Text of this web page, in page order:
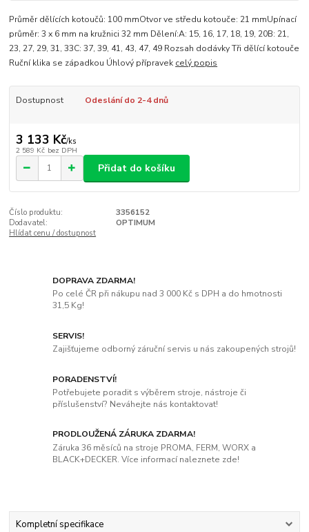
Průměr dělících kotoučů: 100 mmOtvor ve středu kotouče: 21 mmUpínací
průměr: 3 x 6 mm na kružnici 32 mm Dělení:A: 15, 16, 17, 18, 19, 20B: 21,
23, 27, 29, 31, 33C: 37, 39, 41, 43, 47, 49 Rozsah dodávky Tři dělící kotouče
Ruční klika se západkou Úhlový přípravek celý popis
Dostupnost Odeslání do 2-4 dnů
3 133 Kč/ks
2 589 Kč bez DPH
Přidat do košíku
Číslo produktu:
3356152
Dodavatel:
OPTIMUM
Hlídat cenu / dostupnost
DOPRAVA ZDARMA!
Po celé ČR při nákupu nad 3 000 Kč s DPH a do hmotnosti
31,5 Kg!
SERVIS!
Zajišťujeme odborný záruční servis u nás zakoupených strojů!
PORADENSTVÍ!
Potřebujete poradit s výběrem stroje, nástroje či
příslušenství? Neváhejte nás kontaktovat!
PRODLOUŽENÁ ZÁRUKA ZDARMA!
Záruka 36 měsíců na stroje PROMA, FERM, WORX a
BLACK+DECKER. Více informací naleznete zde!
Kompletní specifikace